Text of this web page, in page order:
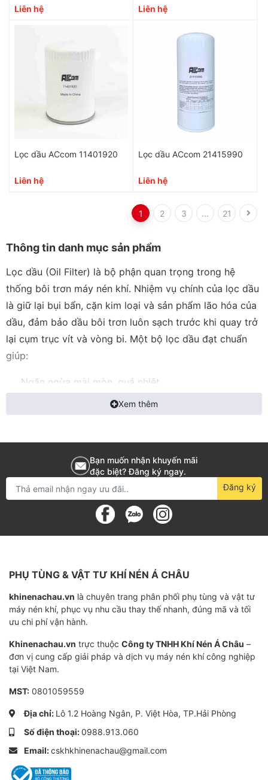
Liên hệ
Liên hệ
Lọc dầu ACcom 11401920
Liên hệ
Lọc dầu ACcom 21415990
Liên hệ
1 2 3 ... 21
Thông tin danh mục sản phẩm
Lọc dầu (Oil Filter) là bộ phận quan trọng trong hệ
thống bôi trơn máy nén khí. Nhiệm vụ chính của lọc dầu
là giữ lại bụi bẩn, cặn kim loại và sản phẩm lão hóa của
dầu, đảm bảo dầu bôi trơn luôn sạch trước khi quay trở
lại cụm trục vít và vòng bi. Một bộ lọc dầu đạt chuẩn
giúp:
Ngăn ngừa mài mòn, quá nhiệt.
Kéo dài tuổi thọ trục vít và ổ bi.
Giữ máy nén khí vận hành ổn định và giảm chi phí
Khí nén Á Châu, toàn bộ mã lọc dầu máy nén khí từ
chính hãng đến thay thế đều có sẵn tại kho, giao nhanh
toàn quốc, đáp ứng ngay cả các model đặc thù.
Nguyên lý hoạt động & vai trò của
Trong quá trình vận hành, dầu bôi trơn trong máy nén
khí thường cuốn theo bụi mịn, mạt kim loại và cặn bẩn.
Nếu không được xử lý, các tạp chất này sẽ quay lại chu
nghiêm trọng cho cụm trục vít.
Lọc dầu
trước khi dầu quay về bôi trơn.
Nguyên lý hoạt động: dầu đi qua phần tử lọc bằng
giấy cellulose hoặc sợi thủy tinh; các hạt 10–20
micron bị giữ lại, chỉ dầu sạch đi qua để tiếp tục bôi
trơn ổ bi và trục vít.
Xem thêm
Bạn muốn nhận khuyến mãi
đặc biệt? Đăng ký ngay.
Đăng ký
PHỤ TÙNG & VẬT TƯ KHÍ NÉN Á CHÂU
khinenachau.vn là chuyên trang phân phối phụ tùng và vật tư
máy nén khí, phục vụ nhu cầu thay thế nhanh, đúng mã và tối
ưu chi phí vận hành.
Khinenachau.vn trực thuộc Công ty TNHH Khí Nén Á Châu –
đơn vị cung cấp giải pháp và dịch vụ máy nén khí công nghiệp
tại Việt Nam.
MST: 0801059559
Địa chỉ: Lô 1.2 Hoàng Ngân, P. Việt Hòa, TP.Hải Phòng
Số điện thoại:0988.913.060
Email:cskhkhinenachau@gmail.com